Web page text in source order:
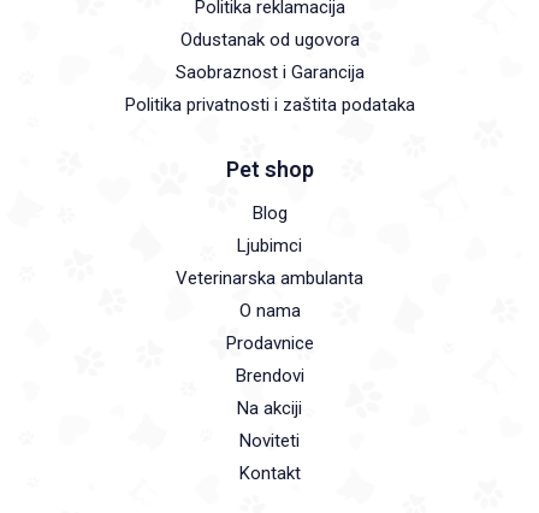
Politika reklamacija
Odustanak od ugovora
Saobraznost i Garancija
Politika privatnosti i zaštita podataka
Pet shop
Blog
Ljubimci
Veterinarska ambulanta
O nama
Prodavnice
Brendovi
Na akciji
Noviteti
Kontakt